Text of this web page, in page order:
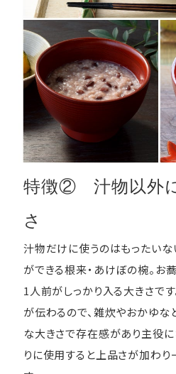
特徴② 汁物以外
さ
汁物だけに使うのはもったいな
ができる根来・あけぼの椀。お
1人前がしっかり入る大きさで
が伝わるので、雑炊やおかゆな
な大きさで存在感があり主役に
りに使用すると上品さが加わ